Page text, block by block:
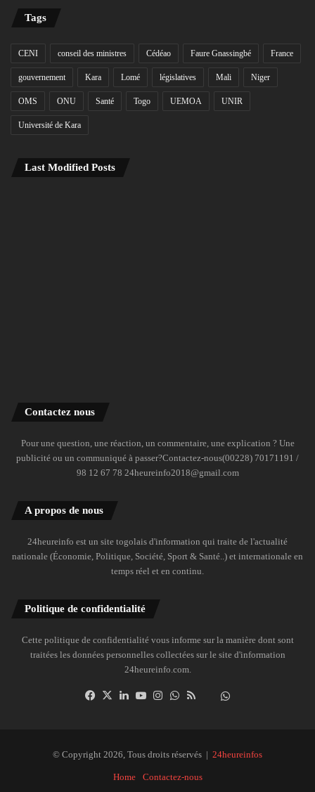
Tags
CENI conseil des ministres Cédéao Faure Gnassingbé France
gouvernement Kara Lomé législatives Mali Niger
OMS ONU Santé Togo UEMOA UNIR
Université de Kara
Last Modified Posts
Contactez nous
Pour une question, une réaction, un commentaire, une explication ? Une
publicité ou un communiqué à passer?Contactez-nous(00228) 70171191 /
98 12 67 78 24heureinfo2018@gmail.com
A propos de nous
24heureinfo est un site togolais d'information qui traite de l'actualité
nationale (Économie, Politique, Société, Sport & Santé..) et internationale en
temps réel et en continu.
Politique de confidentialité
Cette politique de confidentialité vous informe sur la manière dont sont
traitées les données personnelles collectées sur le site d'information
24heureinfo.com.
Facebook
X LinkedinYouTubeInstagramWhatsAppDailymotion
© Copyright 2026, Tous droits réservés | 24heureinfos
Home Contactez-nous